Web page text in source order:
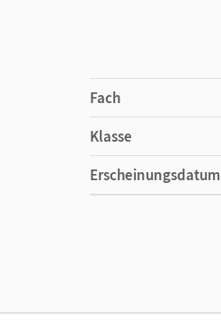
Fach
Klasse
Erscheinungsdatum